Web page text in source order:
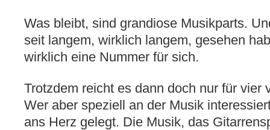
Was bleibt, sind grandiose Musikparts.
seit langem, wirklich langem, gesehen
wirklich eine Nummer für sich.
Trotzdem reicht es dann doch nur für vier
Wer aber speziell an der Musik
ans Herz gelegt. Die Musik, das